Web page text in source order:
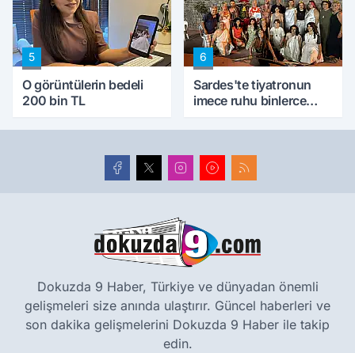
5
O görüntülerin bedeli
200 bin TL
6
Sardes'te tiyatronun
imece ruhu binlerce
Dokuzda 9 Haber, Türkiye ve dünyadan önemli
gelişmeleri size anında ulaştırır. Güncel haberleri ve
son dakika gelişmelerini Dokuzda 9 Haber ile takip
edin.